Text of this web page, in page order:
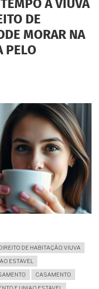
A VIÚVA
DE
MORAR NA
PELO
DE HABITAÇÃO VIUVA
ESTAVEL
CASAMENTO